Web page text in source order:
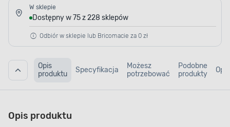
W sklepie
Dostępny w 75 z 228 sklepów
Odbiór w sklepie lub Bricomacie za 0 zł
Opis
produktu
Specyfikacja
Możesz
potrzebować
Podobne
produkty
Opis produktu